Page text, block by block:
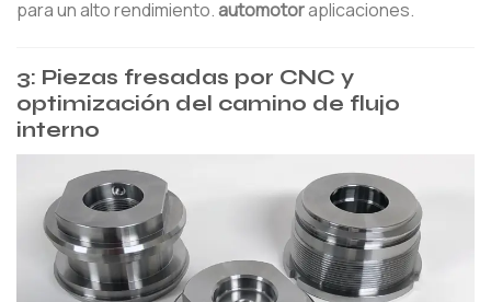
para un alto rendimiento. automotoraplicaciones.
3: Piezas fresadas por CNC y
optimización del camino de flujo
interno